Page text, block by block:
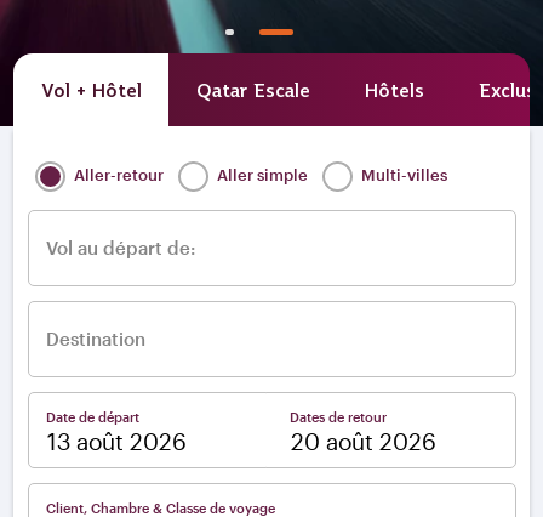
Vol + Hôtel Qatar Escale Hôtels
Aller-retour Aller simple Multi-villes
Vol au départ de:
Destination
Date de départ Dates de retour
Client, Chambre & Classe de voyage